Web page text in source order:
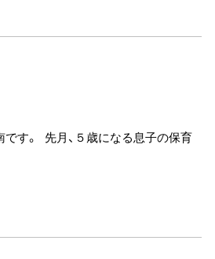
です。 先月、５歳になる息子の保育